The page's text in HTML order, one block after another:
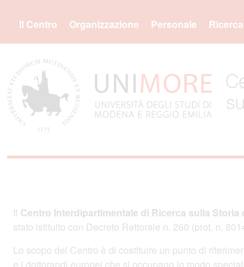
Il Centro Organizzazione Personale Ricerca
Il Centro Interdipartimentale di Ricerca sulla Storia
stato istituito con Decreto Rettorale n. 260 (prot. n.
Lo scopo del Centro è di costituire un punto di
e i dottorandi europei che si occupano in modo